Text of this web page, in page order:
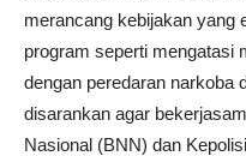
merancang kebijakan yang
program seperti mengatasi
dengan peredaran narkoba
disarankan agar
Nasional (BNN) dan